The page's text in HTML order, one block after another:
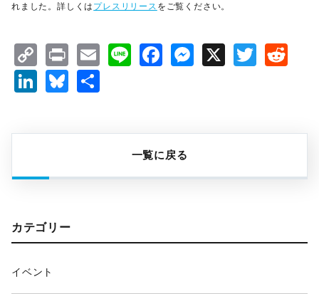
れました。詳しくは プレスリリース をご覧ください。
Copy
Link
PrintEmailLineFacebook
Messenger
X
LinkedIn
Bluesky
一覧に戻る
カテゴリー
イベント